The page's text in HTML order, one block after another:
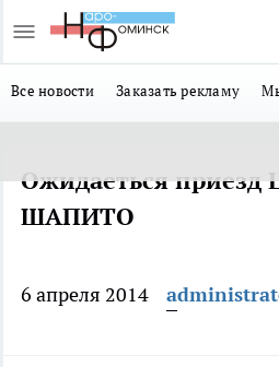
Все новости Заказать рекламу
Ожидаеться
ШАПИТО
6 апреля 2014